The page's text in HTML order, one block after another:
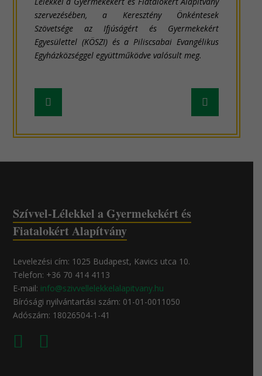
szervezésében, a Keresztény Önkéntesek
Szövetsége az Ifjúságért és Gyermekekért
Egyesülettel (KÖSZI) és a Piliscsabai Evangélikus
Egyházközséggel együttműködve valósult meg.
Frissebb
hír
Régebbi
hír
Szívvel-Lélekkel a Gyermekekért és
Fiatalokért Alapítvány
Levelezési cím: 1025 Budapest, Kavics utca 10.
Telefon: +36 70 414 4113
E-mail: info@szivvellelekkelalapitvany.hu
Bírósági nyilvántartási szám: 01-01-0011050
Adószám: 18026504-1-41